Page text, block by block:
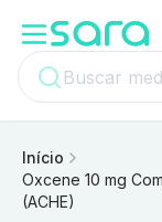
Início
Oxcene 10 mg
(ACHE)